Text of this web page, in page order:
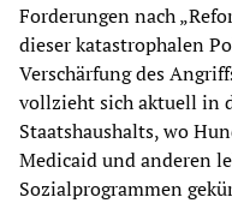
Forderungen nach
dieser katastrophalen
Verschärfung des
vollzieht sich aktuell in
Staatshaushalts, wo
Medicaid und anderen
Sozialprogrammen